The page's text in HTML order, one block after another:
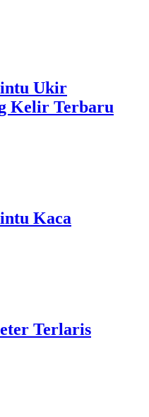
Ukir
Kelir Terbaru
Kaca
Terlaris